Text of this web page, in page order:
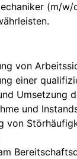
(m/
von
einer
Umsetzung
und
von